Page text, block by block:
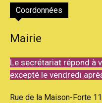
Coordonnées
Mairie
Le secrétariat répond à
excepté le vendredi
Rue de la Maison-Forte